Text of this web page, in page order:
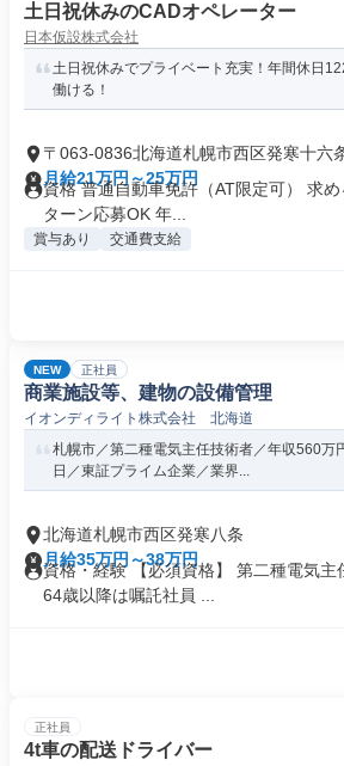
土日祝休みのCADオペレーター
日本仮設株式会社
土日祝休みでプライベート充実！年間休日
働ける！
〒063-0836北海道札幌市西区発寒十六
月給21万円～25万円
資格 普通自動車免許（AT限定可） 求
ターン応募OK 年...
賞与あり 交通費支給
NEW 正社員
商業施設等、建物の設備管理
イオンディライト株式会社 北海道
札幌市／第二種電気主任技術者／年収560万
日／東証プライム企業／業界...
北海道札幌市西区発寒八条
月給35万円～38万円
資格・経験 【必須資格】 第二種電気
64歳以降は嘱託社員 ...
正社員
4t車の配送ドライバー